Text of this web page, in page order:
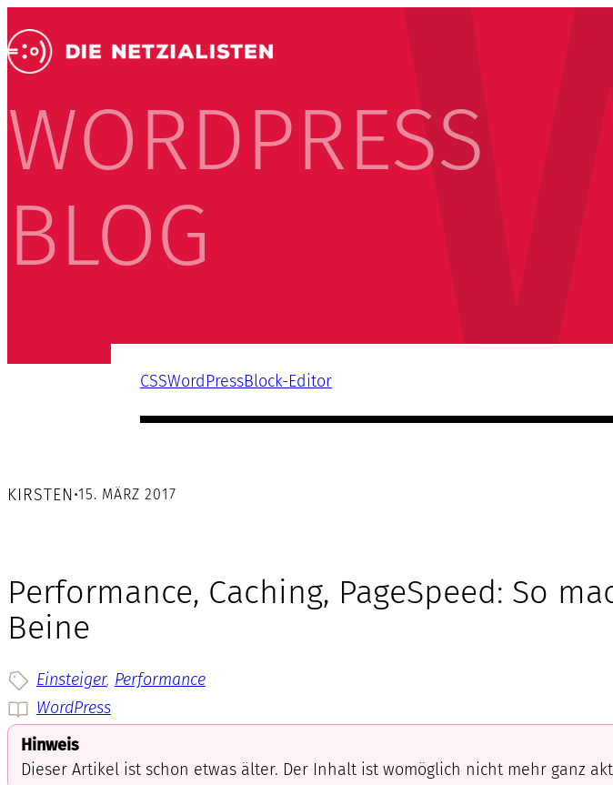
WORDPRESS
BLOG
CSSWordPressBlock-Editor
KIRSTEN•15. MÄRZ 2017
Performance, Caching, PageSpeed: So
Beine
Einsteiger, Performance
WordPress
Hinweis
Dieser Artikel ist schon etwas älter. Der Inhalt ist womöglich nicht mehr ganz